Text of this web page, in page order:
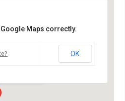
Maps correctly.
OK